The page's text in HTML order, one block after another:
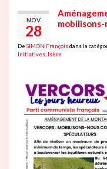
NOV
28
De SIMON Françoisdans la
Initiatives Isère